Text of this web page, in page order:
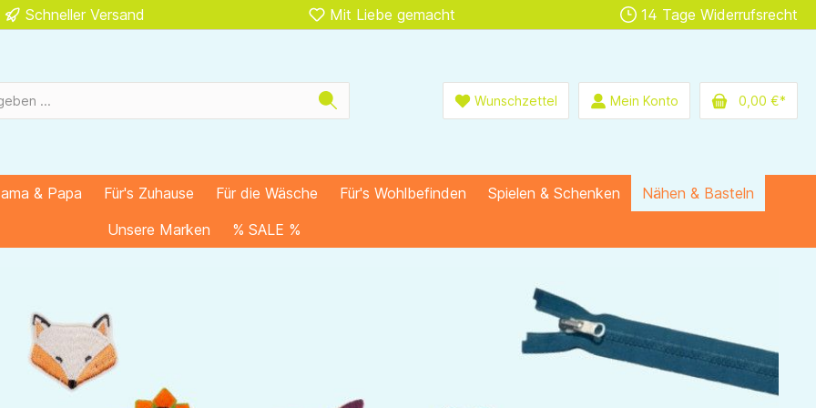
Schneller Versand Mit Liebe gemacht 14 Tage Widerrufsrecht
Wunschzettel Mein Konto 0,00 €*
& Papa Für's Zuhause Für die Wäsche Für's Wohlbefinden Spielen & Schenken
Nähen & Basteln
Unsere Marken
% SALE %
Stoff Meterware & Applis, sowie Einfassbänder & Stopfgarn
Basteln & selber nähen.